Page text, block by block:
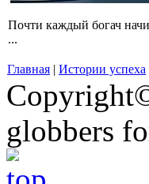
Почти каждый богач
...
Главная | Истории успеха
globbers